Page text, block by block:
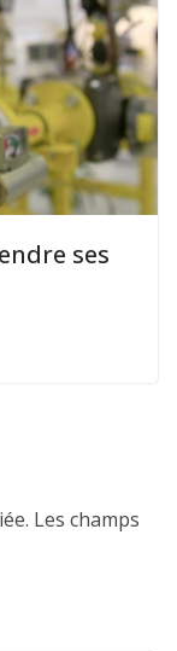
ses
Les champs